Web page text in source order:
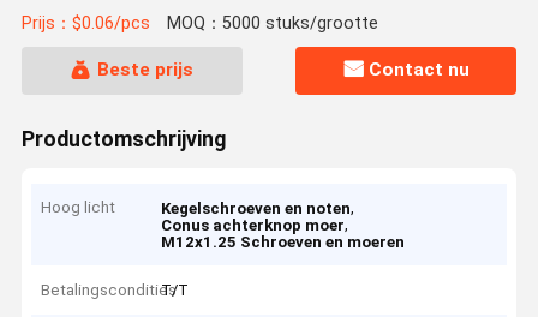
Prijs：$0.06/pcs MOQ：5000 stuks/grootte
Beste prijs Contact nu
Productomschrijving
Hoog licht Kegelschroeven en noten,
Conus achterknop moer,
M12x1.25 Schroeven en moeren
Betalingscondities
T/T